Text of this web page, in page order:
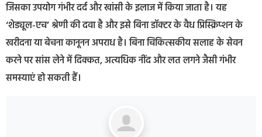
जिसका उपयोग गंभीर दर्द और खांसी के इलाज में किया जाता है। यह
‘शेड्यूल-एच’ श्रेणी की दवा है और इसे बिना डॉक्टर के वैध प्रिस्क्रिप्शन के
खरीदना या बेचना कानूनन अपराध है। बिना चिकित्सकीय सलाह के सेवन
करने पर सांस लेने में दिक्कत, अत्यधिक नींद और लत लगने जैसी गंभीर
समस्याएं हो सकती हैं।